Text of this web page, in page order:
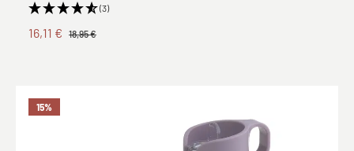
(3)
16,11 € 18,95 €
15%